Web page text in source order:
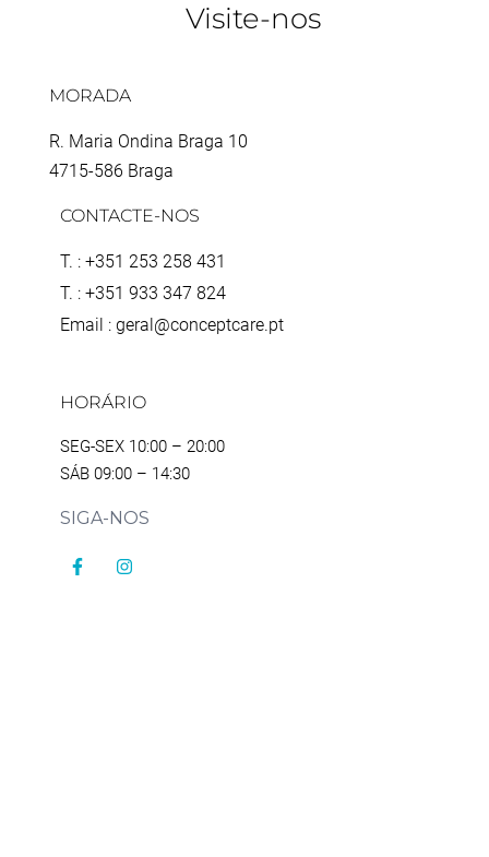
Visite-nos
MORADA
R. Maria Ondina Braga 10
4715-586 Braga
CONTACTE-NOS
T. : +351 253 258 431
T. : +351 933 347 824
Email : geral@conceptcare.pt
HORÁRIO
SEG-SEX 10:00 – 20:00
SÁB 09:00 – 14:30
SIGA-NOS